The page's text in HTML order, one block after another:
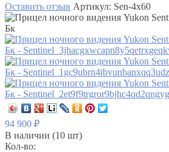
Оставить отзыв Артикул: Sen-4x60
94 900 ₽
В наличии (10 шт)
Кол-во: